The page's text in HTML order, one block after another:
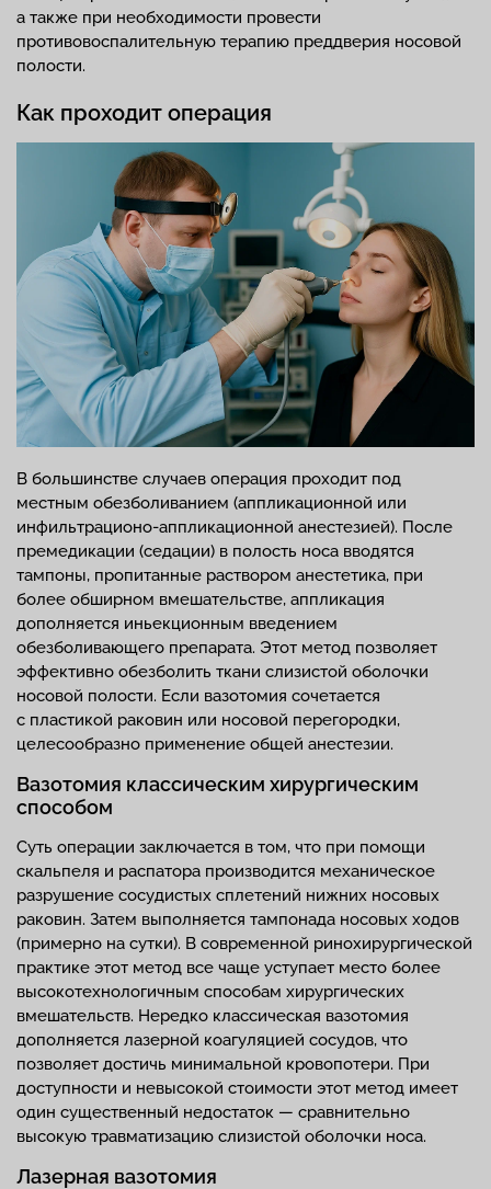
а также при необходимости провести
противовоспалительную терапию преддверия носовой
полости.
Как проходит операция
В большинстве случаев операция проходит под
местным обезболиванием (аппликационной или
инфильтрационо-аппликационной анестезией). После
премедикации (седации) в полость носа вводятся
тампоны, пропитанные раствором анестетика, при
более обширном вмешательстве, аппликация
дополняется иньекционным введением
обезболивающего препарата. Этот метод позволяет
эффективно обезболить ткани слизистой оболочки
носовой полости. Если вазотомия сочетается
с пластикой раковин или носовой перегородки,
целесообразно применение общей анестезии.
Вазотомия классическим хирургическим
способом
Суть операции заключается в том, что при помощи
скальпеля и распатора производится механическое
разрушение сосудистых сплетений нижних носовых
раковин. Затем выполняется тампонада носовых ходов
(примерно на сутки). В современной ринохирургической
практике этот метод все чаще уступает место более
высокотехнологичным способам хирургических
вмешательств. Нередко классическая вазотомия
дополняется лазерной коагуляцией сосудов, что
позволяет достичь минимальной кровопотери. При
доступности и невысокой стоимости этот метод имеет
один существенный недостаток — сравнительно
высокую травматизацию слизистой оболочки носа.
Лазерная вазотомия